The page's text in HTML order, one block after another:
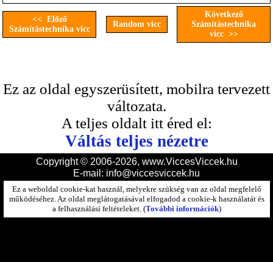
<< Előző
Számítástechnika vicc
Random vicc
Következő
Számítástechnika
vicc >>
Ez az oldal egyszerüsített, mobilra tervezett
változata.
A teljes oldalt itt éred el:
Váltás teljes nézetre
Copyright © 2006-2026, www.ViccesViccek.hu
E-mail: info@viccesviccek.hu
Ez a weboldal cookie-kat használ, melyekre szükség van az oldal megfelelő
működéséhez. Az oldal meglátogatásával elfogadod a cookie-k használatát és
a felhasználási feltételeket. (További információk)